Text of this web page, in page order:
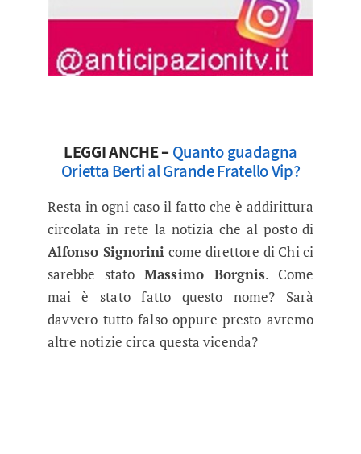
LEGGI ANCHE – Quanto guadagna
Orietta Berti al Grande Fratello Vip?
Resta in ogni caso il fatto che è addirittura
circolata in rete la notizia che al posto di
Alfonso Signorini come direttore di Chi ci
sarebbe statoMassimo Borgnis. Come
mai è stato fatto questo nome? Sarà
davvero tutto falso oppure presto avremo
altre notizie circa questa vicenda?